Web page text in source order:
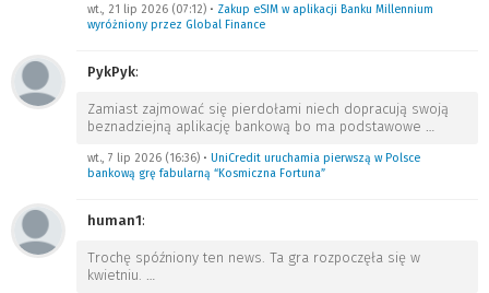
wt., 21 lip 2026 (07:12) • Zakup eSIM w aplikacji Banku Millennium
wyróżniony przez Global Finance
PykPyk:
Zamiast zajmować się pierdołami niech dopracują swoją
beznadziejną aplikację bankową bo ma podstawowe …
wt., 7 lip 2026 (16:36) • UniCredit uruchamia pierwszą w Polsce
bankową grę fabularną “Kosmiczna Fortuna”
human1:
Trochę spóźniony ten news. Ta gra rozpoczęła się w
kwietniu. …